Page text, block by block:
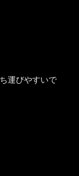
運びやすいで